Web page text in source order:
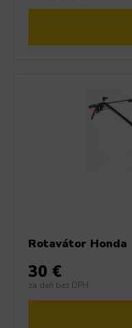
Rotavátor Honda
30 €
za deň bez DPH